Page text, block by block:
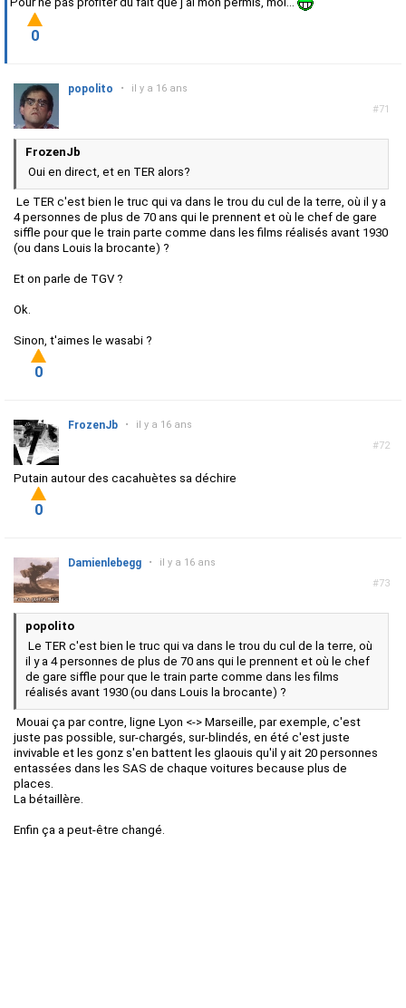
0
#71
popolito • il y a 16 ans
FrozenJb
Oui en direct, et en TER alors?
Le TER c'est bien le truc qui va dans le trou du cul de la terre, où il y a
4 personnes de plus de 70 ans qui le prennent et où le chef de gare
siffle pour que le train parte comme dans les films réalisés avant 1930
(ou dans Louis la brocante) ?
Et on parle de TGV ?
Ok.
Sinon, t'aimes le wasabi ?
0
#72
FrozenJb • il y a 16 ans
Putain autour des cacahuètes sa déchire
0
#73
Damienlebegg • il y a 16 ans
popolito
Le TER c'est bien le truc qui va dans le trou du cul de la terre, où
il y a 4 personnes de plus de 70 ans qui le prennent et où le chef
de gare siffle pour que le train parte comme dans les films
réalisés avant 1930 (ou dans Louis la brocante) ?
Mouai ça par contre, ligne Lyon <-> Marseille, par exemple, c'est
juste pas possible, sur-chargés, sur-blindés, en été c'est juste
invivable et les gonz s'en battent les glaouis qu'il y ait 20 personnes
entassées dans les SAS de chaque voitures because plus de
places.
La bétaillère.
Enfin ça a peut-être changé.